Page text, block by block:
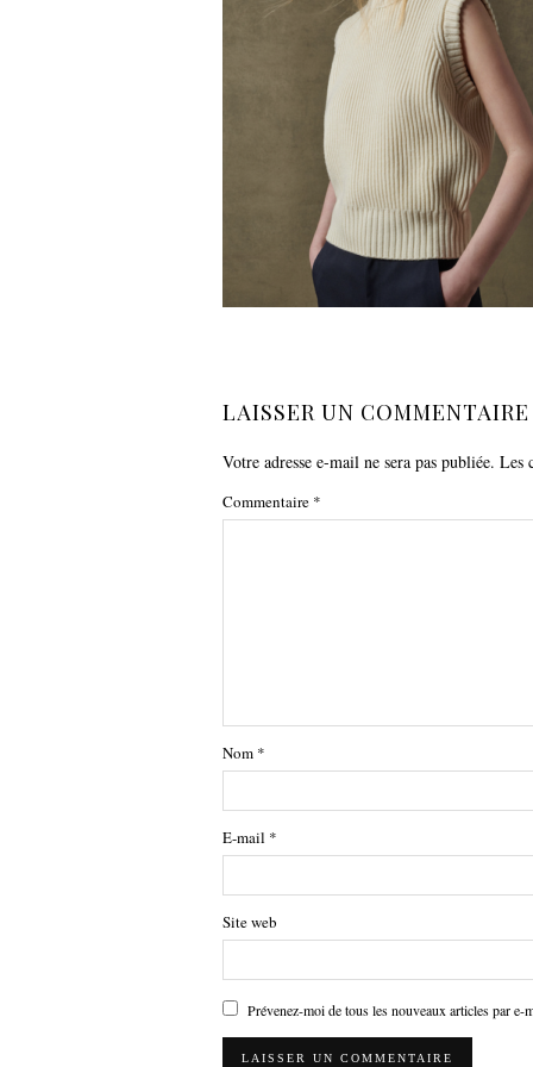
LAISSER UN COMMENTAIRE
Votre adresse e-mail ne sera pas publiée. Les
Commentaire *
Nom *
E-mail *
Site web
Prévenez-moi de tous les nouveaux articles par e-